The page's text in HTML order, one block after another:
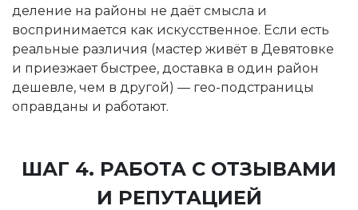
деление на районы не даёт смысла и
воспринимается как искусственное. Если есть
реальные различия (мастер живёт в Девятовке
и приезжает быстрее, доставка в один район
дешевле, чем в другой) — гео-подстраницы
оправданы и работают.
ШАГ 4. РАБОТА С ОТЗЫВАМИ
И РЕПУТАЦИЕЙ